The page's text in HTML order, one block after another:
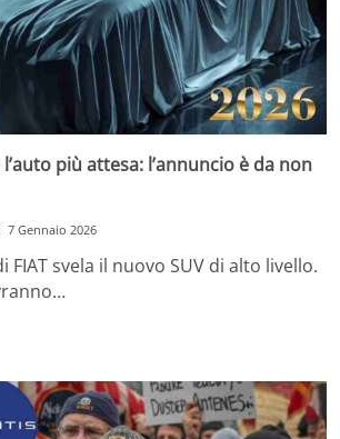
più attesa: l’annuncio è da non
7 Gennaio 2026
FIAT svela il nuovo SUV di alto livello.